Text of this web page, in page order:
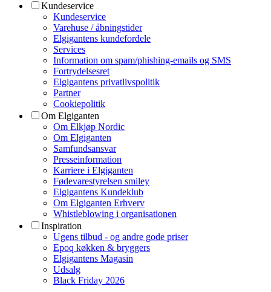
Kundeservice
Kundeservice
Varehuse / åbningstider
Elgigantens kundefordele
Services
Information om spam/phishing-emails og SMS
Fortrydelsesret
Elgigantens privatlivspolitik
Partner
Cookiepolitik
Om Elgiganten
Om Elkjøp Nordic
Om Elgiganten
Samfundsansvar
Presseinformation
Karriere i Elgiganten
Fødevarestyrelsen smiley
Elgigantens Kundeklub
Om Elgiganten Erhverv
Whistleblowing i organisationen
Inspiration
Ugens tilbud - og andre gode priser
Epoq køkken & bryggers
Elgigantens Magasin
Udsalg
Black Friday 2026